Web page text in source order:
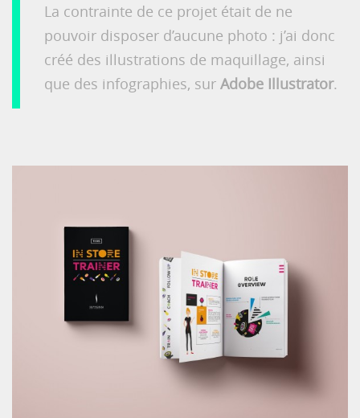
La contrainte de ce projet était de ne
pouvoir disposer d’aucune photo : j’ai donc
créé des illustrations de maquillage, ainsi
que des infographies, sur Adobe Illustrator.